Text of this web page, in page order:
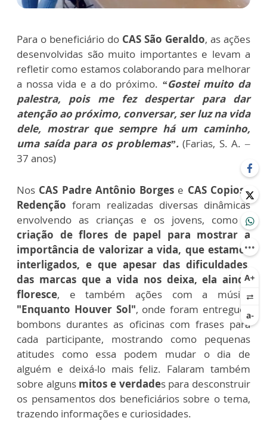
Para o beneficiário do CAS São Geraldo, as ações
desenvolvidas são muito importantes e levam a
refletir como estamos colaborando para melhorar
a nossa vida e a do próximo. “Gostei muito da
palestra, pois me fez despertar para dar
atenção ao próximo, conversar, ser luz na vida
dele, mostrar que sempre há um caminho,
uma saída para os problemas”. (Farias, S. A. –
37 anos)
Nos CAS Padre Antônio Borges e CAS Copiosa
Redenção foram realizadas diversas dinâmicas
envolvendo as crianças e os jovens, como a
criação de flores de papel para mostrar a
importância de valorizar a vida, que estamos
interligados, e que apesar das dificuldades,
das marcas que a vida nos deixa, ela ainda
floresce, e também ações com a música
"Enquanto Houver Sol", onde foram entregues
bombons durantes as oficinas com frases para
cada participante, mostrando como pequenas
atitudes como essa podem mudar o dia de
alguém e deixá-lo mais feliz. Falaram também
sobre alguns mitos e verdades para desconstruir
os pensamentos dos beneficiários sobre o tema,
trazendo informações e curiosidades.